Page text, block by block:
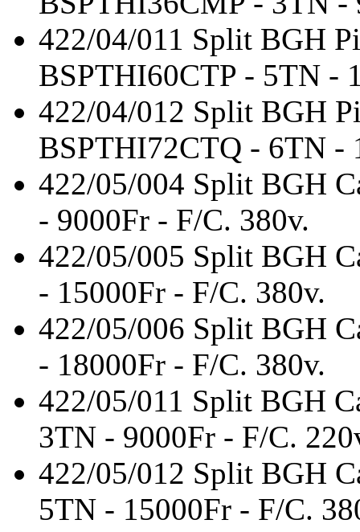
422/04/011 Split BGH
BSPTHI60CTP - 5TN -
422/04/012 Split BGH
BSPTHI72CTQ - 6TN -
422/05/004 Split BGH
- 9000Fr - F/C. 380v.
422/05/005 Split BGH
- 15000Fr - F/C. 380v.
422/05/006 Split BGH
- 18000Fr - F/C. 380v.
422/05/011 Split BGH
3TN - 9000Fr - F/C.
422/05/012 Split BGH
5TN - 15000Fr - F/C.